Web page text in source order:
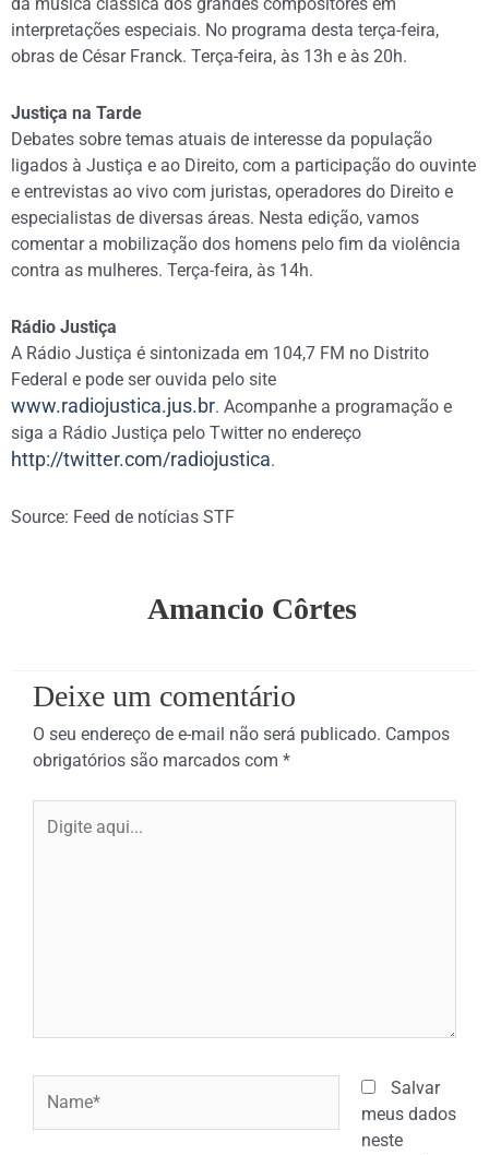
interpretações especiais. No programa desta terça-feira,
obras de César Franck. Terça-feira, às 13h e às 20h.
Justiça na Tarde
Debates sobre temas atuais de interesse da população
ligados à Justiça e ao Direito, com a participação do ouvinte
e entrevistas ao vivo com juristas, operadores do Direito e
especialistas de diversas áreas. Nesta edição, vamos
comentar a mobilização dos homens pelo fim da violência
contra as mulheres. Terça-feira, às 14h.
Rádio Justiça
A Rádio Justiça é sintonizada em 104,7 FM no Distrito
Federal e pode ser ouvida pelo site
www.radiojustica.jus.br. Acompanhe a programação e
siga a Rádio Justiça pelo Twitter no endereço
http://twitter.com/radiojustica.
Source: Feed de notícias STF
Amancio Côrtes
Deixe um comentário
O seu endereço de e-mail não será publicado. Campos
obrigatórios são marcados com *
aqui...
Salvar
meus dados
neste